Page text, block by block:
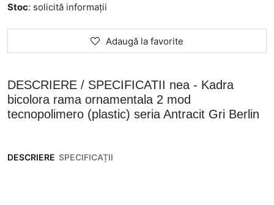
Stoc: solicită informații
Adaugă la favorite
DESCRIERE / SPECIFICATII nea - Kadra
bicolora rama ornamentala 2 mod
tecnopolimero (plastic) seria Antracit Gri Berlin
DESCRIERE SPECIFICAȚII